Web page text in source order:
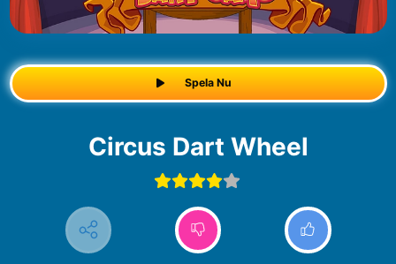
Spela Nu
Circus Dart Wheel